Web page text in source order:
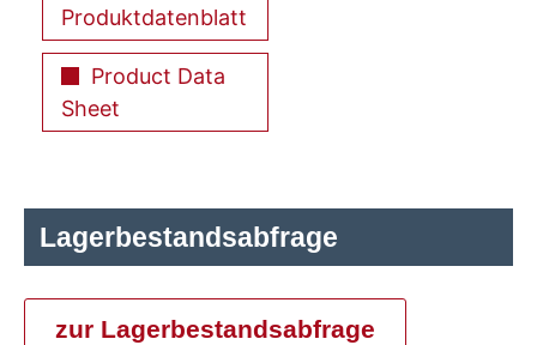
Produktdatenblatt
Product Data
Sheet
Lagerbestandsabfrage
zur Lagerbestandsabfrage